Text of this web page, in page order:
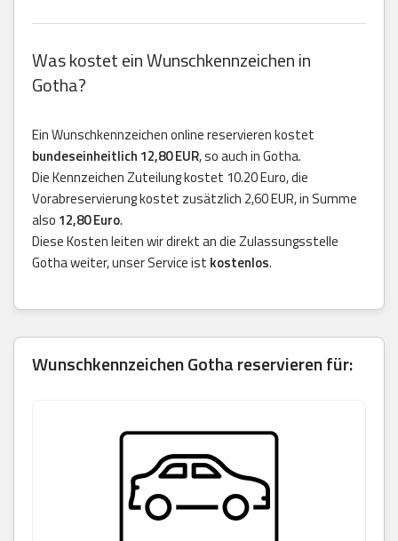
Was kostet ein Wunschkennzeichen in
Gotha?
Ein Wunschkennzeichen online reservieren kostet
bundeseinheitlich 12,80 EUR, so auch in Gotha.
Die Kennzeichen Zuteilung kostet 10.20 Euro, die
Vorabreservierung kostet zusätzlich 2,60 EUR, in Summe
also 12,80 Euro.
Diese Kosten leiten wir direkt an die Zulassungsstelle
Gotha weiter, unser Service ist kostenlos.
Wunschkennzeichen Gotha reservieren für: